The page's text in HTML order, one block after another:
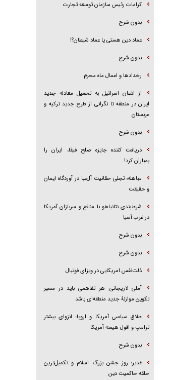
کرامات رئیس سازمان توسعه تجارت
بدون شرح
عماد دین هستی یا عماد شیطان؟!
بدون شرح
رخداد‌ها و اعمال ماه محرم
از اذعان اسرائیل به تحمیل معادله جدید
ایران در منطقه تا نگرانی از طرح جدید ترکیه و
عربستان
بدون شرح
دریافت کننده جایزه صلح فیفا، ایران را
بمباران کرد!
مباهله؛ تجلی حقانیت آل‌عبا در آوردگاه ایمان
و حقیقت
شرط‌بندی نتانیاهو با منافع و سربازان آمریکا
در غرب آسیا
بدون شرح
بدون شرح
ذلت‌نفس امریکایی در ویزای فوتبال
آملی لاریجانی: هر تفاهمی باید در مسیر
تکوین موازنۀ جدید منطقه‌ای باشد
طلاق سیاسی آمریکا و اروپا؛ انزوای بیشتر
ترامپ و افول هیمنه آمریکا
بدون شرح
غدیر؛ روز جشن بزرگ اسلام و تکمیل‌ترین
حلقه حاکمیت دین